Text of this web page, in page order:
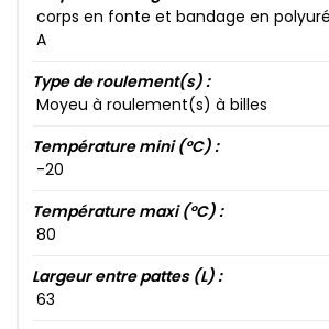
corps en fonte et bandage en
A
Type de roulement(s) :
Moyeu à roulement(s) à billes
Température mini (°C) :
-20​
Température maxi (°C) :
80​
Largeur entre pattes (L) :
63​